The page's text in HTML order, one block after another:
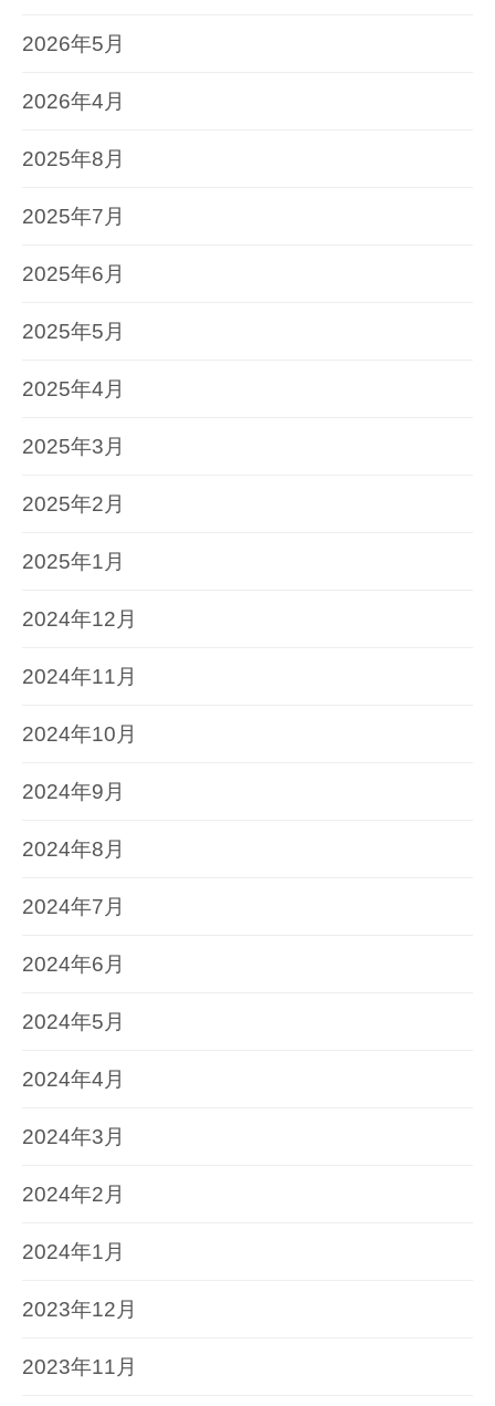
2026年5月
2026年4月
2025年8月
2025年7月
2025年6月
2025年5月
2025年4月
2025年3月
2025年2月
2025年1月
2024年12月
2024年11月
2024年10月
2024年9月
2024年8月
2024年7月
2024年6月
2024年5月
2024年4月
2024年3月
2024年2月
2024年1月
2023年12月
2023年11月